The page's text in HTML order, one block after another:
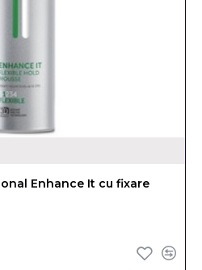
Enhance It cu fixare